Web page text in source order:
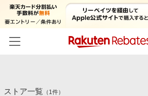
カテゴリー一覧
ストア一覧 （ 1件）